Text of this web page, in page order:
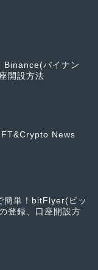
Binance(バイナン
開設方法
News
簡単！bitFlyer(ビッ
登録、口座開設方